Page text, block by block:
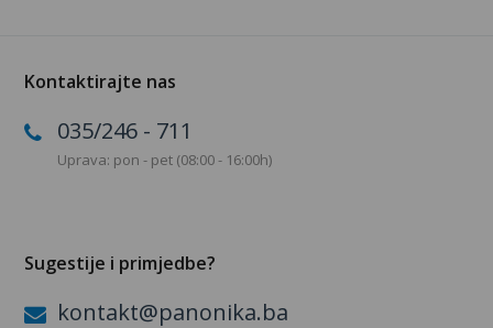
Kontaktirajte nas
035/246 - 711
Uprava: pon - pet (08:00 - 16:00h)
Sugestije i primjedbe?
kontakt@panonika.ba